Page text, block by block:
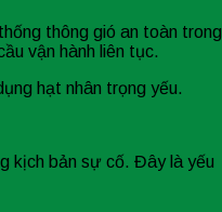
thông gió an toàn trong
vận hành liên tục.
hạt nhân trọng yếu.
kịch bản sự cố. Đây là yếu